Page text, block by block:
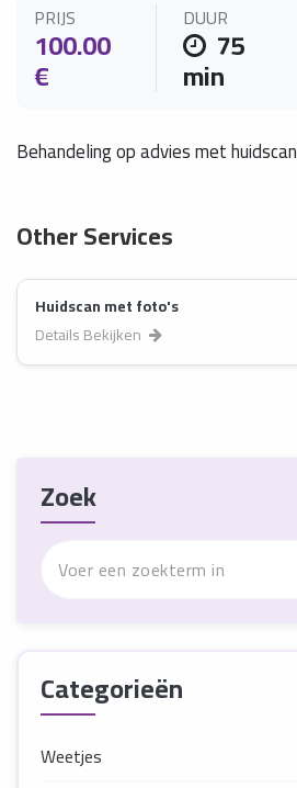
PRIJS
100.00
€
DUUR
75
min
Behandeling op advies met huidscan
Other Services
Huidscan met foto's
Details Bekijken
Zoek
Categorieën
Weetjes